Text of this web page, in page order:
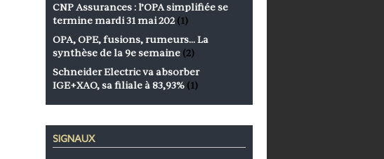
CNP Assurances : l’OPA simplifiée se
termine mardi 31 mai 202 (1)
OPA, OPE, fusions, rumeurs… La
synthèse de la 9e semaine (2)
Schneider Electric va absorber
IGE+XAO, sa filiale à 83,93% (1)
SIGNAUX